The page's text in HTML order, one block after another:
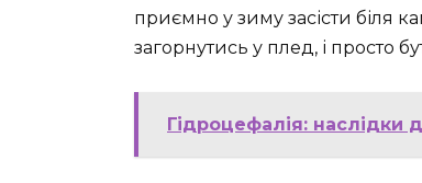
приємно у зиму засісти біля
загорнутись у плед, і просто
Гідроцефалія: наслідки